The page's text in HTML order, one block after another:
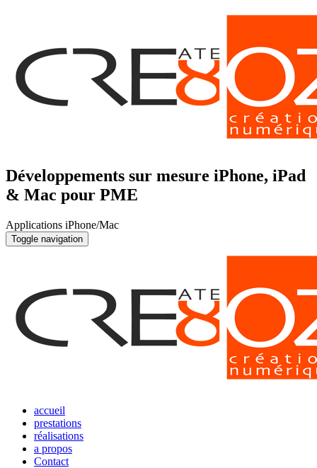
Développements sur mesure iPhone, iPad
& Mac pour PME
Applications iPhone/Mac
Toggle navigation
accueil
prestations
réalisations
a propos
Contact